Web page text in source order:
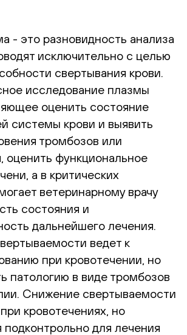
- это разновидность анализа
исключительно с целью
свертывания крови.
исследование плазмы
оценить состояние
системы крови и выявить
тромбозов или
оценить функциональное
а в критических
ветеринарному врачу
состояния и
дальнейшего лечения.
ведет к
при кровотечении, но
патологию в виде тромбозов
Снижение свертываемости
кровотечениях, но
подконтрольно для лечения